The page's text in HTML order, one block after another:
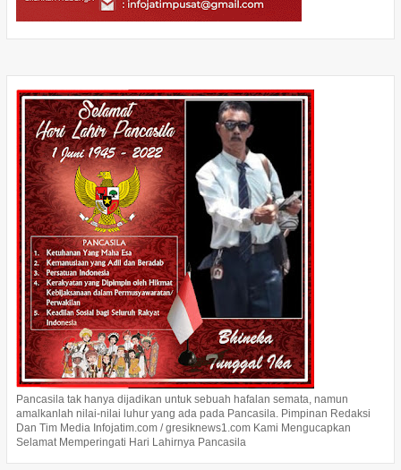
Pancasila tak hanya dijadikan untuk sebuah hafalan semata, namun
amalkanlah nilai-nilai luhur yang ada pada Pancasila. Pimpinan Redaksi
Dan Tim Media Infojatim.com / gresiknews1.com Kami Mengucapkan
Selamat Memperingati Hari Lahirnya Pancasila